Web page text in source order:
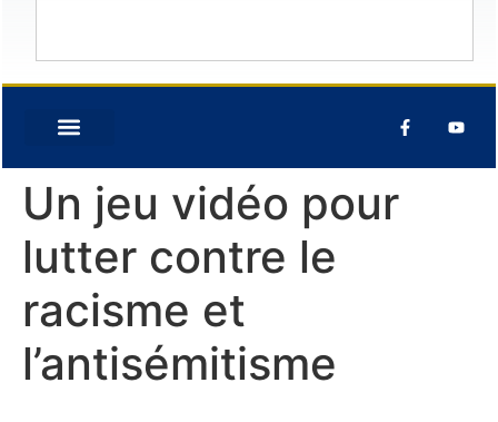
Un jeu vidéo pour
lutter contre le
racisme et
l’antisémitisme